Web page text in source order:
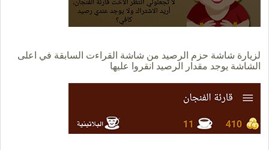
لزيارة شاشة حزم الرصيد من شاشة القراءت السابقة في اعلى
الشاشة يوجد مقدار الرصيد انقروا عليها